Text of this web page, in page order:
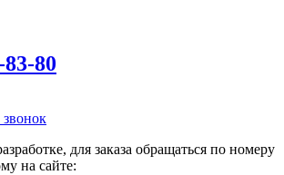
80
звонок
для заказа обращаться по номеру
на сайте: